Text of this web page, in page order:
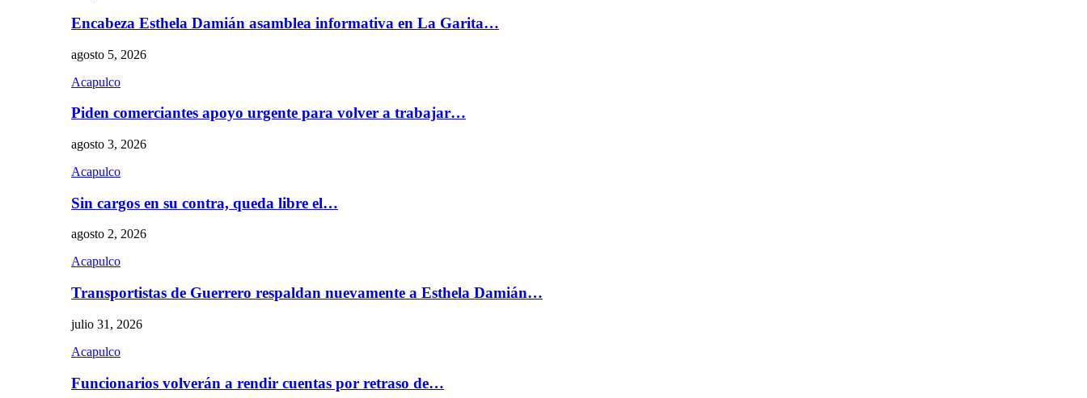
Encabeza Esthela Damián asamblea informativa en La Garita…
agosto 5, 2026
Acapulco
Piden comerciantes apoyo urgente para volver a trabajar…
agosto 3, 2026
Acapulco
Sin cargos en su contra, queda libre el…
agosto 2, 2026
Acapulco
Transportistas de Guerrero respaldan nuevamente a Esthela Damián…
julio 31, 2026
Acapulco
Funcionarios volverán a rendir cuentas por retraso de…